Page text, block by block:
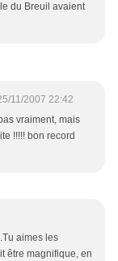
du Breuil avaient
11/2007 22:42
vraiment, mais
!!!!! bon record
aimes les
être magnifique, en